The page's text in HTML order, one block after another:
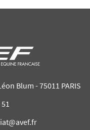
Blum - 75011 PARIS